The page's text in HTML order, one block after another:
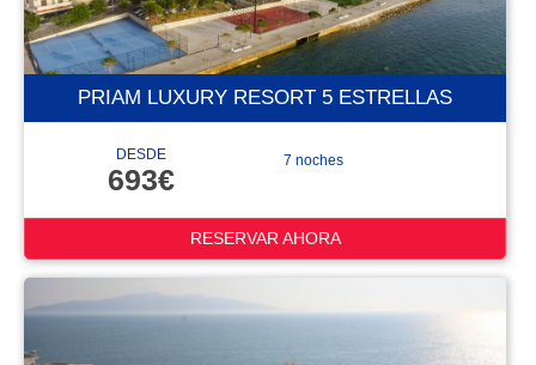
PRIAM LUXURY RESORT 5 ESTRELLAS
DESDE
693€
7 noches
RESERVAR AHORA